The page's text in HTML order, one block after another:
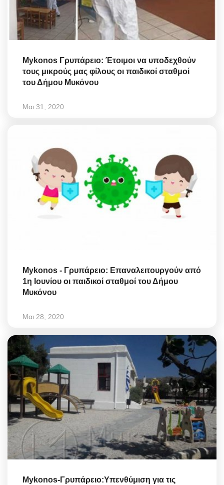
Mykonos Γρυπάρειο: Έτοιμοι να υποδεχθούν
τους μικρούς μας φίλους οι παιδικοί σταθμοί
του Δήμου Μυκόνου
Μαι 31, 2020
Mykonos - Γρυπάρειο: Επαναλειτουργούν από
1η Ιουνίου οι παιδικοί σταθμοί του Δήμου
Μυκόνου
Μαι 28, 2020
Mykonos-Γρυπάρειο:Υπενθύμιση για τις